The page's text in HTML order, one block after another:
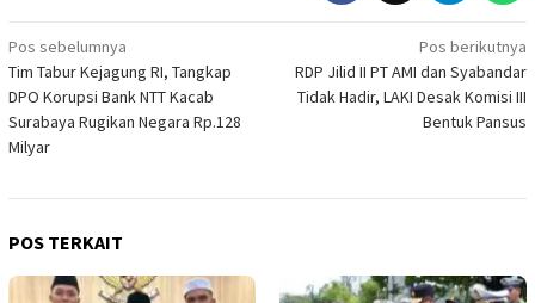
Navigasi
pos
Pos sebelumnya
Tim Tabur Kejagung RI, Tangkap
DPO Korupsi Bank NTT Kacab
Surabaya Rugikan Negara Rp.128
Milyar
Pos berikutnya
RDP Jilid II PT AMI dan Syabandar
Tidak Hadir, LAKI Desak Komisi III
Bentuk Pansus
POS TERKAIT